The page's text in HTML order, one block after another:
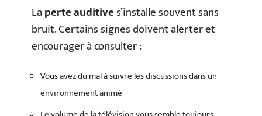
Laperte auditives’installe souvent sans
bruit. Certains signes doivent alerter et
encourager à consulter :
Vous avez du mal à suivre les discussions dans un
environnement animé